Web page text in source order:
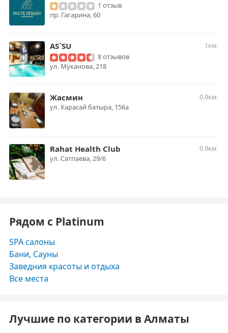
1 отзыв
пр. Гагарина, 60
AS`SU
1км
8 отзывов
ул. Муканова, 218
Жасмин
0.9км
ул. Карасай батыра, 156а
Rahat Health Club
0.9км
ул. Сатпаева, 29/6
Рядом с Platinum
SPA салоны
Бани, Сауны
Заведния красоты и отдыха
Все места
Лучшие по категории в Алматы